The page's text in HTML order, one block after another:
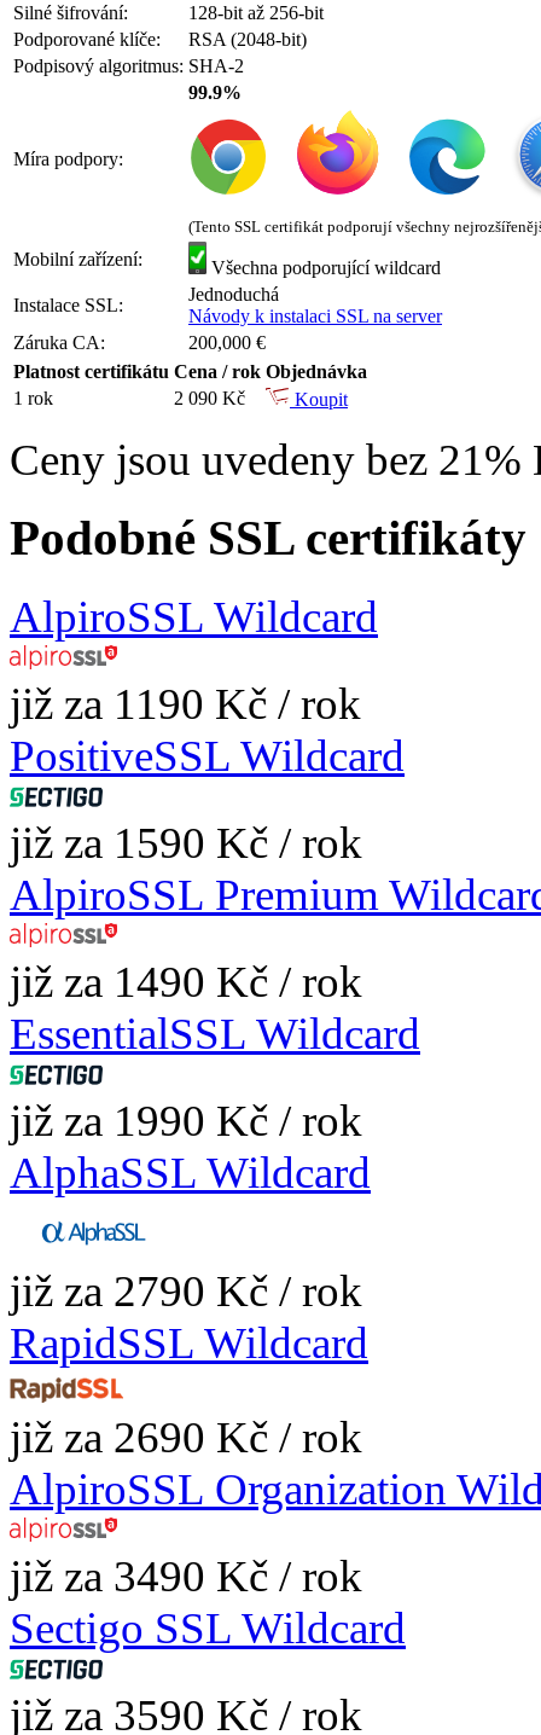
Silné šifrování:
128-bit až 256-bit
Podporované klíče:
RSA (2048-bit)
Podpisový algoritmus: SHA-2
Míra podpory:
99.9%
(Tento SSL certifikát podporují všechny
Mobilní zařízení:
Všechna podporující wildcard
Instalace SSL:
Jednoduchá
Návody k instalaci SSL na server
Záruka CA:
200,000 €
Platnost certifikátu Cena / rok Objednávka
1 rok
2 090 Kč Koupit
Ceny jsou uvedeny bez 21%
Podobné SSL certifikáty
AlpiroSSL Wildcard
již za 1190 Kč / rok
PositiveSSL Wildcard
již za 1590 Kč / rok
AlpiroSSL Premium
již za 1490 Kč / rok
EssentialSSL Wildcard
již za 1990 Kč / rok
AlphaSSL Wildcard
již za 2790 Kč / rok
RapidSSL Wildcard
již za 2690 Kč / rok
AlpiroSSL Organization
již za 3490 Kč / rok
Sectigo SSL Wildcard
již za 3590 Kč / rok